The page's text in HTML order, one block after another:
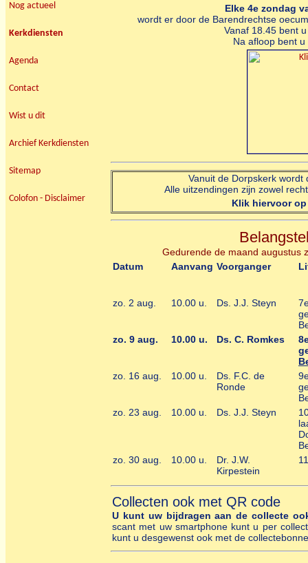
Nog actueel
Kerkdiensten
Agenda
Contact
Wist u dit
Archief Kerkdiensten
Sitemap
Colofon - Disclaimer
Elke 4e zondag
wordt er door de Barendrechtse
Vanaf 18.45 bent
Na afloop bent
Vanuit de Dorpskerk
Alle uitzendingen zijn zowel
Klik hiervoor
Gedurende de maand augustus
Datum
Aanvang Voorganger
zo. 2 aug. 10.00 u. Ds. J.J. Steyn
zo. 9 aug.
10.00 u. Ds. C. Romkes
zo. 16 aug.
10.00 u.
Ds. F.C. de
Ronde
zo. 23 aug.
10.00 u. Ds. J.J. Steyn
zo. 30 aug.
10.00 u.
Dr. J.W.
Kirpestein
Collecten ook met QR code
U kunt uw bijdragen aan de collecte
scant met uw smartphone kunt u per
kunt u desgewenst ook met de